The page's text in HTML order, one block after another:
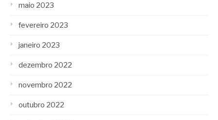
maio 2023
fevereiro 2023
janeiro 2023
dezembro 2022
novembro 2022
outubro 2022